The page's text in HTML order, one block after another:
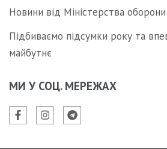
Новини від Міністерства оборони
Підбиваємо підсумки року та
майбутнє
МИ У СОЦ. МЕРЕЖАХ